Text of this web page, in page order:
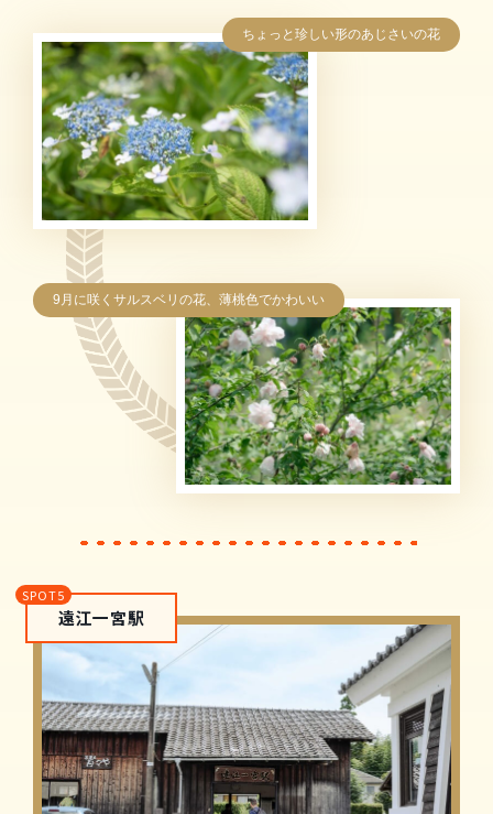
ちょっと珍しい形のあじさいの花
9月に咲くサルスベリの花、薄桃色でかわいい
遠江一宮駅